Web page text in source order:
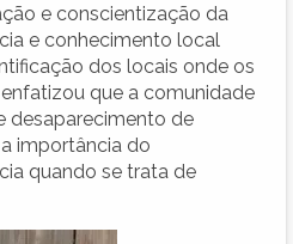
e conscientização da
e conhecimento local
dos locais onde os
que a comunidade
desaparecimento de
importância do
quando se trata de